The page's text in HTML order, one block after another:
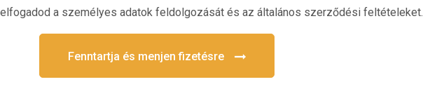
a személyes adatok feldolgozását és az általános szerződési feltételeket.
Fenntartja és menjen fizetésre